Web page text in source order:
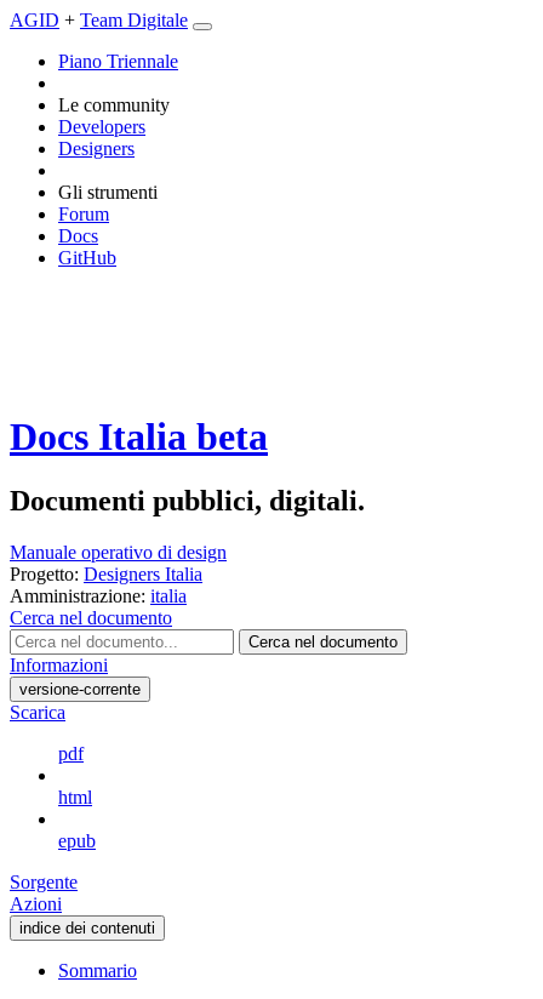
AGID + Team Digitale
Piano Triennale
Le community
Developers
Designers
Gli strumenti
Forum
Docs
GitHub
Docs Italia beta
Documenti pubblici, digitali.
Manuale operativo di design
Progetto: Designers Italia
Amministrazione: italia
Cerca nel documento
Cerca nel documento
Informazioni
versione-corrente
Scarica
pdf
html
epub
Sorgente
Azioni
indice dei contenuti
Sommario